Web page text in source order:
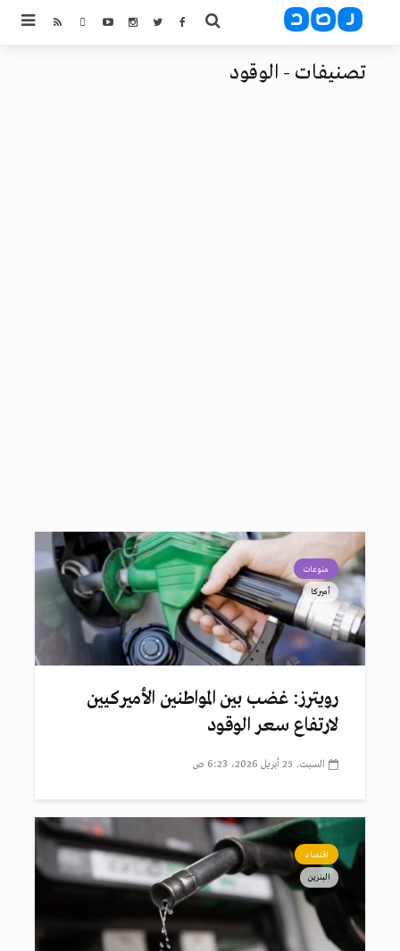
تصنيفات - الوقود
منوعات
أميركا
رويترز: غضب بين المواطنين الأميركيين
لارتفاع سعر الوقود
السبت، 25 أبريل 2026، 6:23 ص
اقتصاد
البنزين